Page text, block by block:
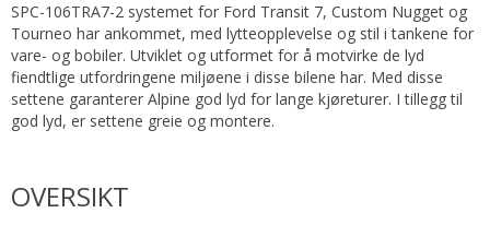
SPC-106TRA7-2 systemet for Ford Transit 7, Custom Nugget og
Tourneo har ankommet, med lytteopplevelse og stil i tankene for
vare- og bobiler. Utviklet og utformet for å motvirke de lyd
fiendtlige utfordringene miljøene i disse bilene har. Med disse
settene garanterer Alpine god lyd for lange kjøreturer. I tillegg til
god lyd, er settene greie og montere.
OVERSIKT